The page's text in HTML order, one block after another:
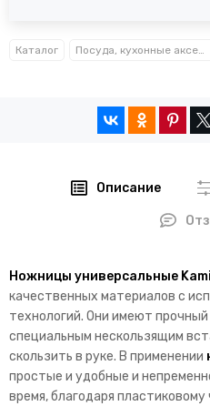
Каталог Посуда, кухонные аксессуары и принадлежности TM Kamille TM Ofenbach
Описание
Ножницы универсальные
качественных материалов с
технологий. Они имеют
специальным нескользящим
скользить в руке. В применении
простые и удобные и
время, благодаря